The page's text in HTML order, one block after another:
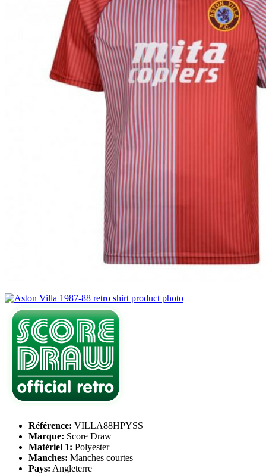
Référence: VILLA88HPYSS
Marque: Score Draw
Matériel 1: Polyester
Manches: Manches courtes
Pays: Angleterre